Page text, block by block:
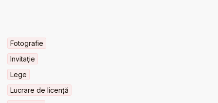
Fotografie
Invitaţie
Lege
Lucrare de licență